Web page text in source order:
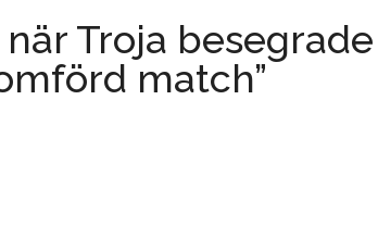
Troja besegrade
match”